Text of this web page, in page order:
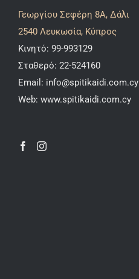
Γεωργίου Σεφέρη 8A, Δάλι
2540 Λευκωσία, Κύπρος
Κινητό: 99-993129
Σταθερό: 22-524160
Email: info@spitikaidi.com.cy
Web: www.spitikaidi.com.cy